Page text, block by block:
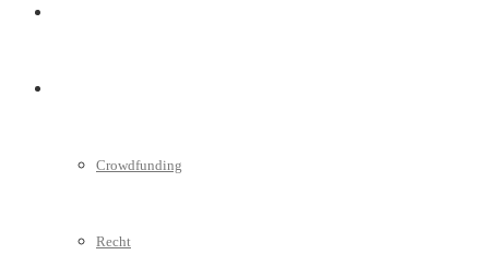
Crowdfunding
Recht